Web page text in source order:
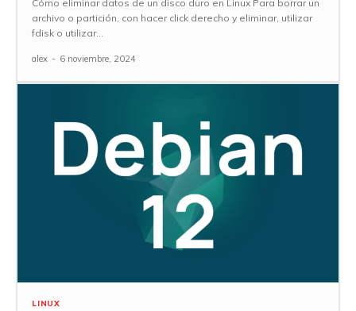
Cómo eliminar datos de un disco duro en Linux Para borrar un
archivo o partición, con hacer click derecho y eliminar, utilizar
fdisk o utilizar...
alex - 6 noviembre, 2024
LINUX